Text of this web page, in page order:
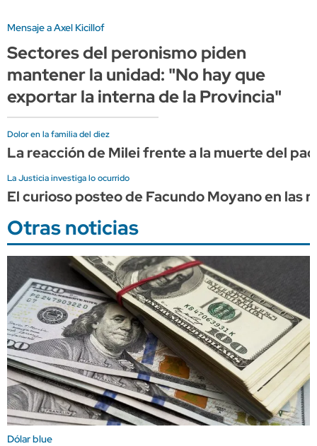
Mensaje a Axel Kicillof
Sectores del peronismo piden
mantener la unidad: "No hay que
exportar la interna de la Provincia"
Dolor en la familia del diez
La reacción de Milei frente a la muerte del
La Justicia investiga lo ocurrido
El curioso posteo de Facundo Moyano en las
Otras noticias
Dólar blue